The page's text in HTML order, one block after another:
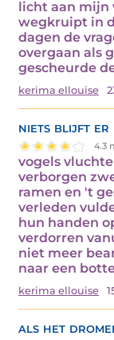
licht aan mijn
wegkruipt in
dagen de
overgaan als
gescheurde
kerima ellouise
niets blijft er
4.3
vogels
verborgen
ramen en 't
verleden
hun handen
verdorren
niet meer
naar een
kerima ellouise
als het